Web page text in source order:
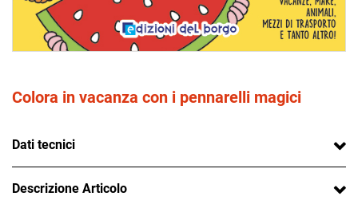
Colora in vacanza con i pennarelli magici
Dati tecnici
Descrizione Articolo